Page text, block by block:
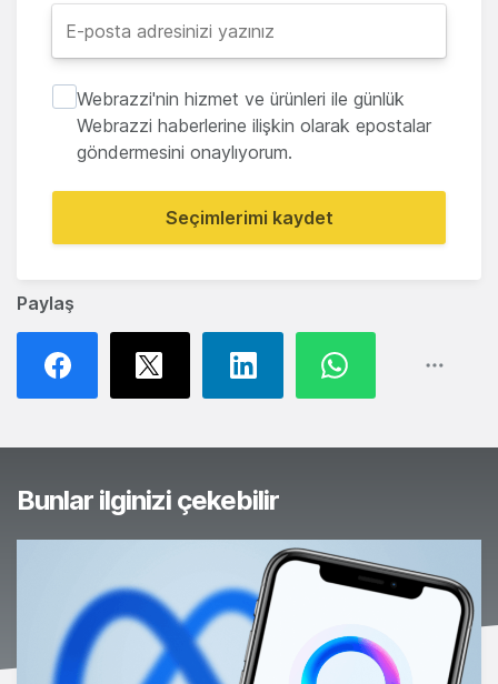
Paylaş
Webrazzi'nin hizmet ve ürünleri ile günlük
Webrazzi haberlerine ilişkin olarak epostalar
göndermesini onaylıyorum.
Seçimlerimi kaydet
Bunlar ilginizi çekebilir